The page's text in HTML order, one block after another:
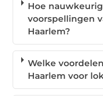
Hoe
voorspellingen
Haarlem?
Welke
Haarlem voor